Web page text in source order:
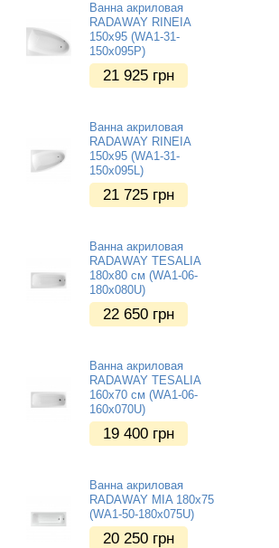
Ванна акриловая
RADAWAY RINEIA
150x95 (WA1-31-
150x095P)
21 925 грн
Ванна акриловая
RADAWAY RINEIA
150x95 (WA1-31-
150x095L)
21 725 грн
Ванна акриловая
RADAWAY TESALIA
180x80 см (WA1-06-
180x080U)
22 650 грн
Ванна акриловая
RADAWAY TESALIA
160x70 см (WA1-06-
160x070U)
19 400 грн
Ванна акриловая
RADAWAY MIA 180x75
(WA1-50-180x075U)
20 250 грн